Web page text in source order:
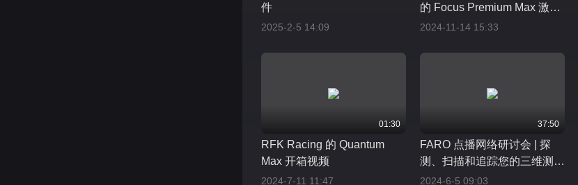
件
2025-2-5 14:09
的 Focus Premium Max 激光
扫描解决方案
2024-11-14 15:33
01:30
RFK Racing 的 Quantum
Max 开箱视频
2024-7-11 11:47
37:50
FARO 点播网络研讨会 | 探
测、扫描和追踪您的三维测量
需求
2024-6-5 09:03